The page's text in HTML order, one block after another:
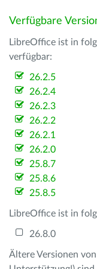
Verfügbare
LibreOffice ist in
verfügbar:
26.2.5
26.2.4
26.2.3
26.2.2
26.2.1
26.2.0
25.8.7
25.8.6
25.8.5
LibreOffice ist in
26.8.0
Ältere Versionen